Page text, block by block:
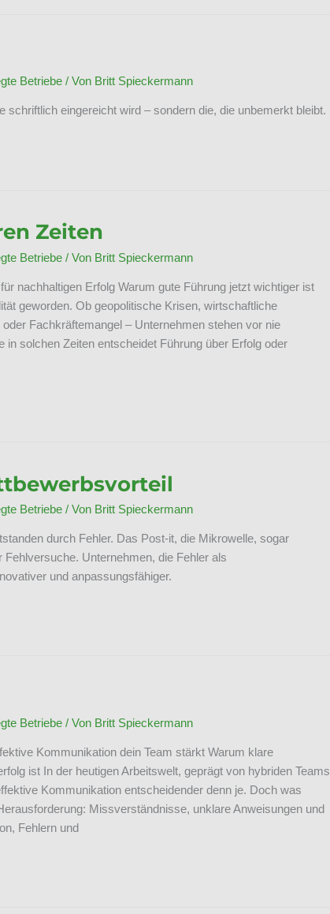
Betriebe / Von Britt Spieckermann
schriftlich eingereicht wird – sondern die, die unbemerkt bleibt.
Zeiten
Betriebe / Von Britt Spieckermann
nachhaltigen Erfolg Warum gute Führung jetzt wichtiger ist
geworden. Ob geopolitische Krisen, wirtschaftliche
Fachkräftemangel – Unternehmen stehen vor nie
solchen Zeiten entscheidet Führung über Erfolg oder
Betriebe / Von Britt Spieckermann
durch Fehler. Das Post-it, die Mikrowelle, sogar
Unternehmen, die Fehler als
und anpassungsfähiger.
Betriebe / Von Britt Spieckermann
Kommunikation dein Team stärkt Warum klare
ist In der heutigen Arbeitswelt, geprägt von hybriden Teams
Kommunikation entscheidender denn je. Doch was
Missverständnisse, unklare Anweisungen und
Fehlern und